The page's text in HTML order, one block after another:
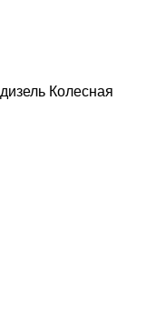
дизель Колесная